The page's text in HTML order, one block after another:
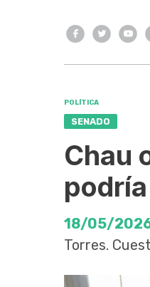
POLÍTICA
SENADO
Chau
18/05/
Torres.